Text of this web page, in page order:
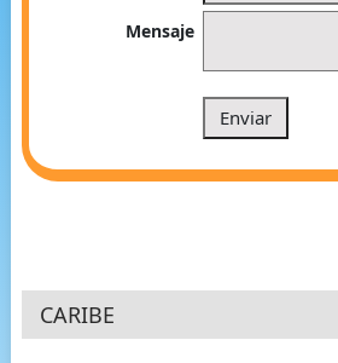
Mensaje
CARIBE